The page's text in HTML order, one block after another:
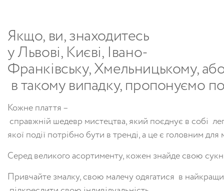
Якщо, ви,знаходитесь
уЛьвові, Києві, Івано-
Франківську,Хмельницькому,
втакомувипадку,пропонуємо
Кожнеплаття–
справжній шедевр мистецтва,який поєднує в собі
якої події потрібнобути втренді,а цеє головнимдля
Середвеликогоасортименту,кожен знайдесвою
Привчайтезмалку,свою малечуодягатися в